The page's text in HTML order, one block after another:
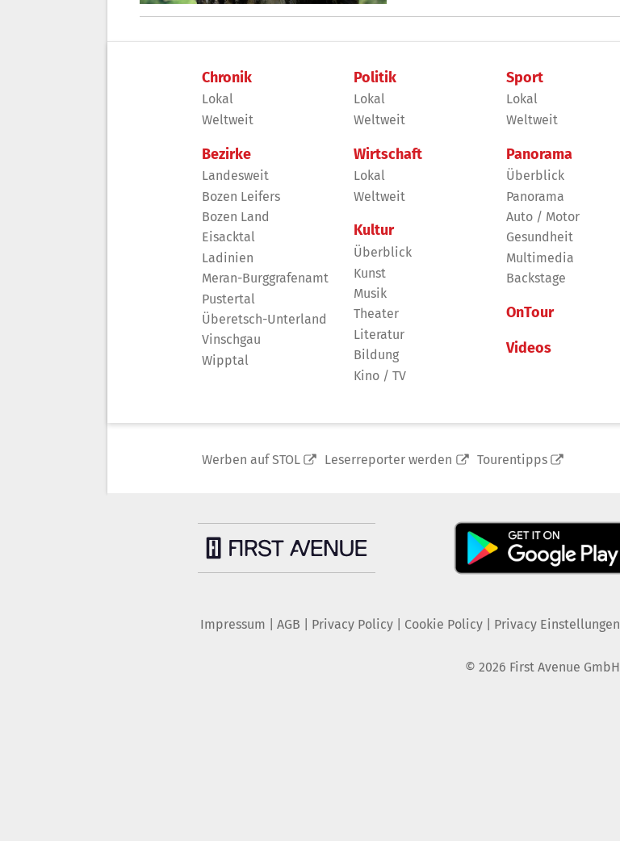
Chronik
Lokal
Weltweit
Bezirke
Landesweit
Bozen Leifers
Bozen Land
Eisacktal
Ladinien
Meran-Burggrafenamt
Pustertal
Überetsch-Unterland
Vinschgau
Wipptal
Politik
Lokal
Weltweit
Wirtschaft
Lokal
Weltweit
Kultur
Überblick
Kunst
Musik
Theater
Literatur
Bildung
Kino / TV
Sport
Lokal
Weltweit
Panorama
Überblick
Panorama
Auto / Motor
Gesundheit
Multimedia
Backstage
OnTour
Videos
Werben auf STOL Leserreporter werden Tourentipps
Impressum AGB Privacy Policy| Cookie Policy| Privacy Einstellungen
© 2026 First Avenue GmbH